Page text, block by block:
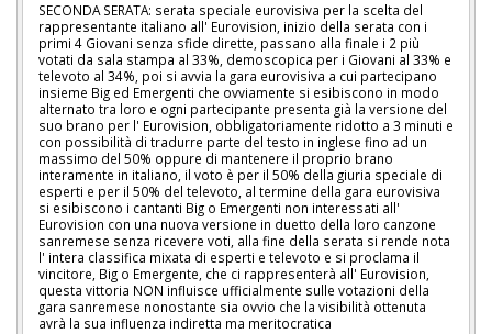
SECONDA SERATA: serata speciale eurovisiva per la scelta del
rappresentante italiano all' Eurovision, inizio della serata con i
primi 4 Giovani senza sfide dirette, passano alla finale i 2 più
votati da sala stampa al 33%, demoscopica per i Giovani al 33% e
televoto al 34%, poi si avvia la gara eurovisiva a cui partecipano
insieme Big ed Emergenti che ovviamente si esibiscono in modo
alternato tra loro e ogni partecipante presenta già la versione del
suo brano per l' Eurovision, obbligatoriamente ridotto a 3 minuti e
con possibilità di tradurre parte del testo in inglese fino ad un
massimo del 50% oppure di mantenere il proprio brano
interamente in italiano, il voto è per il 50% della giuria speciale di
esperti e per il 50% del televoto, al termine della gara eurovisiva
si esibiscono i cantanti Big o Emergenti non interessati all'
Eurovision con una nuova versione in duetto della loro canzone
sanremese senza ricevere voti, alla fine della serata si rende nota
l' intera classifica mixata di esperti e televoto e si proclama il
vincitore, Big o Emergente, che ci rappresenterà all' Eurovision,
questa vittoria NON influisce ufficialmente sulle votazioni della
gara sanremese nonostante sia ovvio che la visibilità ottenuta
avrà la sua influenza indiretta ma meritocratica